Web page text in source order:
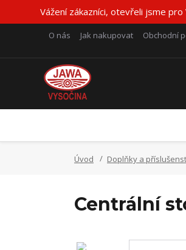
Vážení zákazníci, otevřeli jsme
O nás Jak nakupovat Obchodní
Úvod Doplňky a
Centrální